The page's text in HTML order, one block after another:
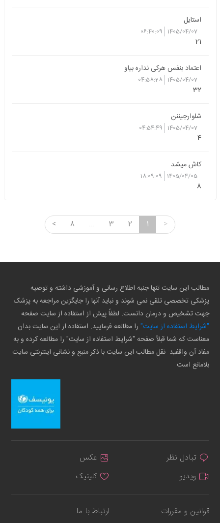
استایل
1405/04/07
06:40:09
21
اعتماد بنفس هرکی نداره بیاو
1405/04/07
04:58:28
32
شلوار‌جیننن
1405/04/07
04:54:49
4
کاش میشد
1405/04/05
18:09:09
8
>
1
2
3
...
8
<
مطالب این سایت تنها جنبه اطلاع رسانی و آموزشی داشته و توصیه
پزشکی تخصصی تلقی نمی شوند و نباید آنها را جایگزین مراجعه به پزشک
جهت تشخیص و درمان دانست. لطفاً پیش از استفاده از سایت صفحه
"شرایط استفاده از سایت" را مطالعه فرمایید. استفاده از این سایت بدان
معناست که شما قبلاً صفحه "شرایط استفاده از سایت" را مطالعه کرده و به
مفاد آن واقفید. نقل مطالب این سایت با ذکر منبع و نشانی اینترنتی سایت
بلامانع است
تبادل نظر
عکس
ویدیو
کلینیک
قوانین و مقررات ارتباط با ما